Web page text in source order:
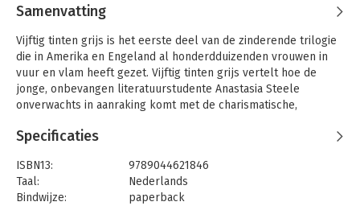
Samenvatting
Vijftig tinten grijs is het eerste deel van de zinderende trilogie
die in Amerika en Engeland al honderdduizenden vrouwen in
vuur en vlam heeft gezet. Vijftig tinten grijs vertelt hoe de
jonge, onbevangen literatuurstudente Anastasia Steele
onverwachts in aanraking komt met de charismatische,
hem, maar probeert hem uit haar hoofd te zetten: hij is te rijk
in de winkel staat waar ze parttime werkt.Vanaf dat moment zal
Christian Grey Anastasia geen moment meer met rust laten.
Steeds dieper trekt hij haar zijn wereld van duistere seksuele
Specificaties
ISBN13:
9789044621846
Taal:
Nederlands
Bindwijze:
paperback